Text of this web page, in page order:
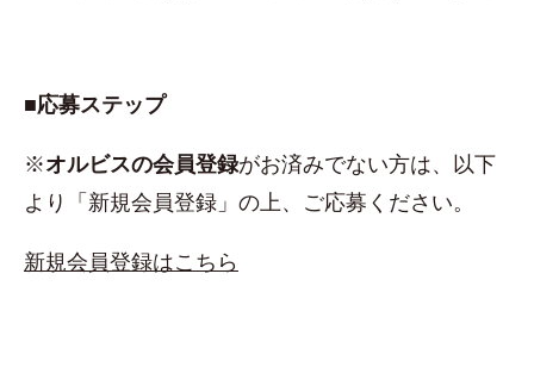
■応募ステップ
※オルビスの会員登録がお済みでない方は、以下
より「新規会員登録」の上、ご応募ください。
新規会員登録はこちら